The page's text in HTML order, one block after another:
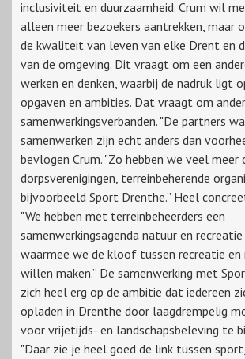
inclusiviteit en duurzaamheid. Crum wil
alleen meer bezoekers aantrekken, maar
de kwaliteit van leven van elke Drent en
van de omgeving. Dit vraagt om een
werken en denken, waarbij de nadruk ligt
opgaven en ambities. Dat vraagt om
samenwerkingsverbanden. "De partners
samenwerken zijn echt anders dan
bevlogen Crum. "Zo hebben we veel
dorpsverenigingen, terreinbeherende
bijvoorbeeld Sport Drenthe.” Heel
"We hebben met terreinbeheerders een
samenwerkingsagenda natuur en
waarmee we de kloof tussen recreatie en
willen maken.” De samenwerking met
zich heel erg op de ambitie dat iedereen
opladen in Drenthe door laagdrempelig
voor vrijetijds- en landschapsbeleving te
"Daar zie je heel goed de link tussen